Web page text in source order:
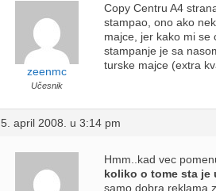
zeenmc
Učesnik
Copy Centru A4
stampao, ono ako
majce, jer kako mi se
stampanje je sa
turske majce (extra
5. april 2008. u 3:14 pm
Hmm..kad vec
koliko o tome sta je
samo dobra reklama